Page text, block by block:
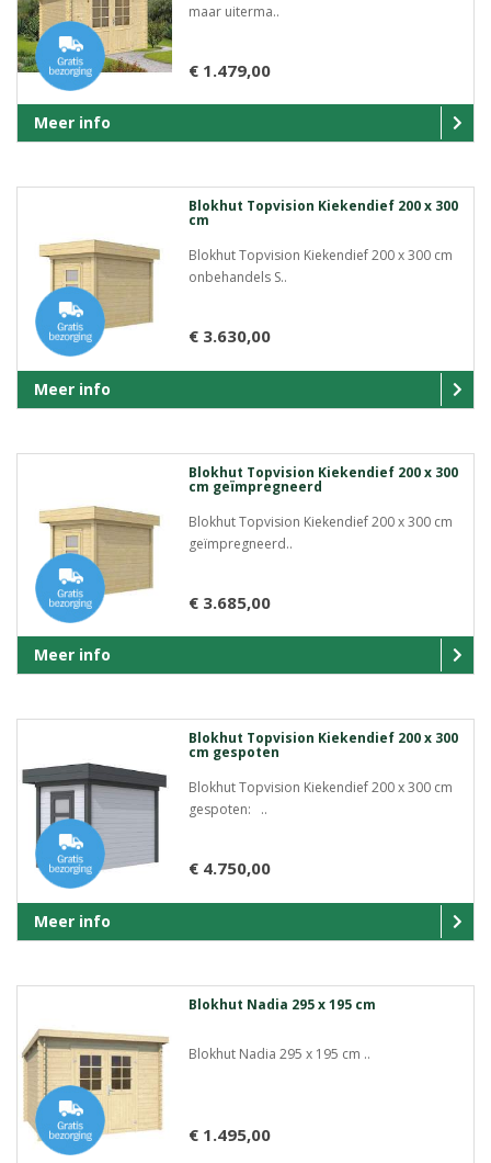
maar uiterma..
€ 1.479,00
Meer info
Blokhut Topvision Kiekendief 200 x 300
cm
Blokhut Topvision Kiekendief 200 x 300 cm
onbehandels S..
€ 3.630,00
Meer info
Blokhut Topvision Kiekendief 200 x 300
cm geïmpregneerd
Blokhut Topvision Kiekendief 200 x 300 cm
geïmpregneerd..
€ 3.685,00
Meer info
Blokhut Topvision Kiekendief 200 x 300
cm gespoten
Blokhut Topvision Kiekendief 200 x 300 cm
gespoten: ..
€ 4.750,00
Meer info
Blokhut Nadia 295 x 195 cm
Blokhut Nadia 295 x 195 cm ..
€ 1.495,00